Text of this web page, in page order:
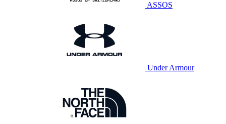
ASSOS
Under Armour